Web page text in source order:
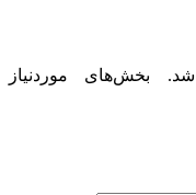
بخش‌های موردنیاز